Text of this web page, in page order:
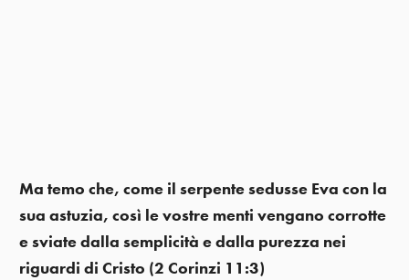
Ma temo che, come il serpente sedusse Eva con la
sua astuzia, così le vostre menti vengano corrotte
e sviate dalla semplicità e dalla purezza nei
riguardi di Cristo (2 Corinzi 11:3)